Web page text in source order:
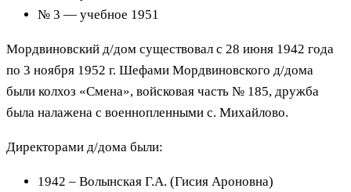
№ 3 — учебное 1951
Мордвиновский д/дом существовал с 28 июня 1942 года
по 3 ноября 1952 г. Шефами Мордвиновского д/дома
были колхоз «Смена», войсковая часть № 185, дружба
была налажена с военнопленными с. Михайлово.
Директорами д/дома были:
1942 – Волынская Г.А. (Гисия Ароновна)